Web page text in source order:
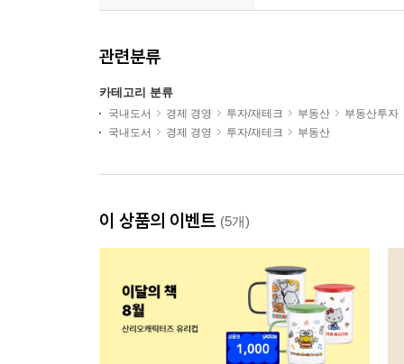
관련분류
카테고리 분류
국내도서 경제 경영 투자/재테크 부동산
부동산투자
국내도서
경제 경영 투자/재테크 부동산
이 상품의 이벤트 (5개)